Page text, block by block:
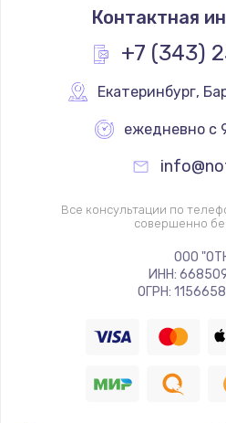
880
Замена
1100
Ремонт
Замена
Контактная
+7 (343)
Екатеринбург,
ежедневно с
Все консультации по
совершенно
ООО
ИНН:
ОГРН: